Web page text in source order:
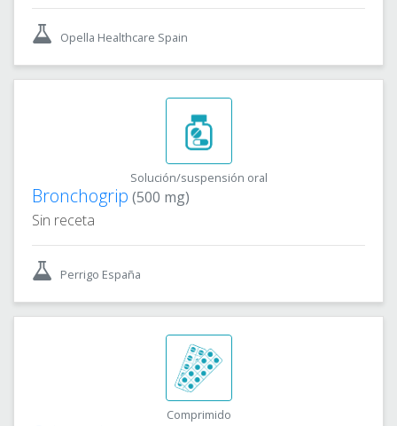
Opella Healthcare Spain
Solución/suspensión oral
Bronchogrip (500 mg)
Sin receta
Perrigo España
Comprimido